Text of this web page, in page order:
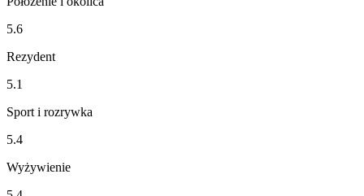
5.6
Rezydent
5.1
Sport i rozrywka
5.4
Wyżywienie